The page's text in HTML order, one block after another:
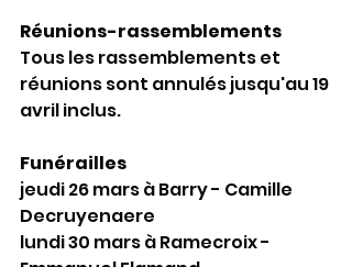
Réunions-rassemblements
Tous les rassemblements et
réunions sont annulés jusqu'au 19
avril inclus.
Funérailles
jeudi 26 mars à Barry - Camille
Decruyenaere
lundi 30 mars à Ramecroix -